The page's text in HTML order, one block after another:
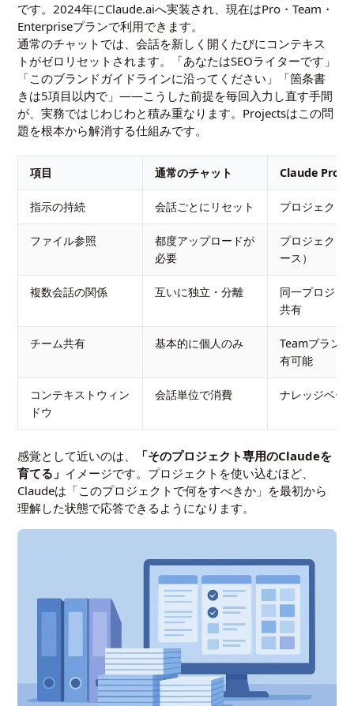
です。2024年にClaude.aiへ実装され、現在はPro・Team・
Enterpriseプランで利用できます。
通常のチャットでは、会話を新しく開くたびにコンテキス
トがゼロリセットされます。「あなたはSEOライターです」
「このブランドガイドラインに沿ってください」「箇条書
きは5項目以内で」――こうした前提を毎回入力し直す手間
が、実務ではじわじわと積み重なります。Projectsはこの問
題を根本から解消する仕組みです。
項目 通常のチャット Claude
指示の持続 会話ごとにリセット プロジェクト
ファイル参照
都度アップロードが
必要
プロジェクト
ース）
複数会話の関係 互いに独立・分離
同一プロジェ
共有
チーム共有 基本的に個人のみ
Teamプラン
有可能
コンテキストウィン
ドウ
会話単位で消費 ナレッジベー
感覚として近いのは、
「そのプロジェクト専用のClaudeを
育てる」 イメージです。プロジェクトを使い込むほど、
Claudeは「このプロジェクトで何をすべきか」を最初から
理解した状態で応答できるようになります。